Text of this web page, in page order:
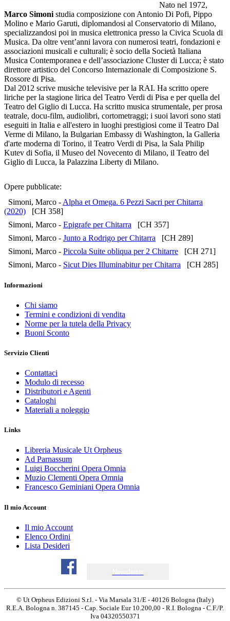
Nato nel 1972,
Marco Simonistudia composizione con Antonio Di Pofi, Pippo
Molino e Mario Garuti, diplomandosi al Conservatorio di Milano,
specializzandosi poi in musica elettronica presso la Civica Scuola di
Musica. Da oltre vent’anni lavora con numerosi teatri, fondazioni e
associazioni musicali e culturali; è socio della Società Italiana
Musica Contemporanea e dell’associazione Cluster di Lucca; è stato
direttore artistico del Concorso Internazionale di Composizione S.
Rossore di Pisa.
Dal 2012 scrive musiche televisive per la RAI. Ha scritto opere
liriche per la stagione lirica del Teatro Verdi di Pisa e per quella del
Teatro del Giglio di Lucca. Ha scritto musica strumentale, per prosa
teatrale, docu-film, audiolibri, cortometraggi; i suoi lavori sono stati
eseguiti in Italia e all'estero in luoghi prestigiosi come il Teatro Dal
Verme di Milano, la Bulgarian Embassy di Washington, la Galleria
d'arte moderna di Torino, il Teatro Verdi di Pisa, la Sala Philip
Kutev di Sofia, il Museo del Novecento di Milano, il Teatro del
Giglio di Lucca, la Palazzina Liberty di Milano.
Opere pubblicate:
Simoni, Marco -Alpha et Omega. 6 Pezzi Sacri per Chitarra
(2020) [CH 358]
Simoni, Marco - Epigrafe per Chitarra [CH 357]
Simoni, Marco - Junto a Rodrigo per Chitarra [CH 289]
Simoni, Marco - Piccola Suite obliqua per 2 Chitarre [CH 271]
Simoni, Marco - Sicut Dies Illuminabitur per Chitarra [CH 285]
Informazioni
Chi siamo
Termini e condizioni di vendita
Norme per la tutela della Privacy
Buoni Sconto
Servizio Clienti
Contattaci
Modulo di recesso
Distributori e Agenti
Cataloghi
Materiali a noleggio
Links
Libreria Musicale Ut Orpheus
Ad Parnassum
Luigi Boccherini Opera Omnia
Muzio Clementi Opera Omnia
Francesco Geminiani Opera Omnia
Il mio Account
Il mio Account
Elenco Ordini
Lista Desideri
© Ut Orpheus Edizioni S.r.l. - Via Marsala 31/E - 40126 Bologna (Italy)
R.E.A. Bologna n. 387145 - Cap. Sociale Eur 10.200,00 - R.I. Bologna - C.F./P.
Iva 04320550371